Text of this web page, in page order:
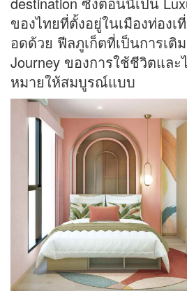
ของไทยที่ตั้งอยู่ในเมืองท่องเ
อดด้วย ฟีลภูเก็ตที่เป็นการเติ
Journey ของการใช้ชีวิตและ
หมายให้สมบูรณ์แบบ